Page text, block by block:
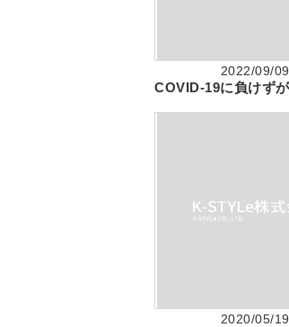
2022/09/09
2020/05/19